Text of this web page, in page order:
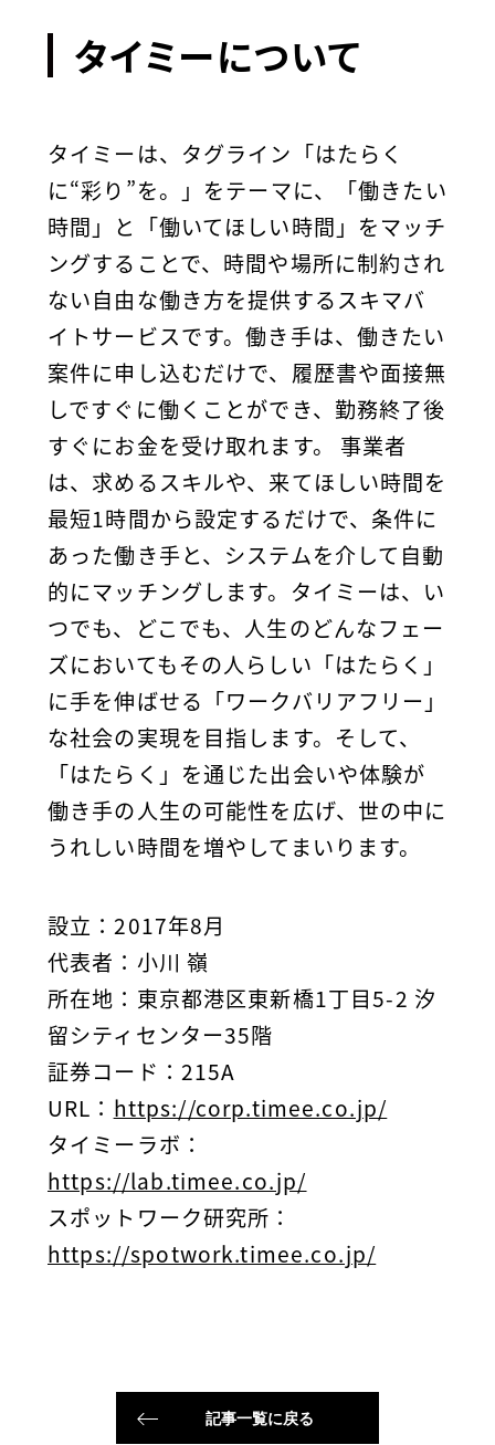
タイミーについて
タイミーは、タグライン「はたらく
に“彩り”を。」をテーマに、「働きたい
時間」と「働いてほしい時間」をマッチ
ングすることで、時間や場所に制約され
ない自由な働き方を提供するスキマバ
イトサービスです。働き手は、働きたい
案件に申し込むだけで、履歴書や面接無
しですぐに働くことができ、勤務終了後
すぐにお金を受け取れます。 事業者
は、求めるスキルや、来てほしい時間を
最短1時間から設定するだけで、条件に
あった働き手と、システムを介して自動
的にマッチングします。タイミーは、い
つでも、どこでも、人生のどんなフェー
ズにおいてもその人らしい「はたらく」
に手を伸ばせる「ワークバリアフリー」
な社会の実現を目指します。そして、
「はたらく」を通じた出会いや体験が
働き手の人生の可能性を広げ、世の中に
うれしい時間を増やしてまいります。
設立 ：2017年8月
代表者 ：小川 嶺
所在地 ：東京都港区東新橋1丁目5-2 汐
留シティセンター35階
証券コード ：215A
URL ： https://corp.timee.co.jp/
タイミーラボ ：
https://lab.timee.co.jp/
スポットワーク研究所：
https://spotwork.timee.co.jp/
記事一覧に戻る